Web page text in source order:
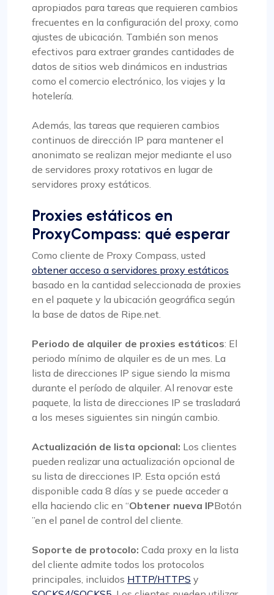
apropiados para tareas que requieren cambios
frecuentes en la configuración del proxy, como
ajustes de ubicación. También son menos
efectivos para extraer grandes cantidades de
datos de sitios web dinámicos en industrias
como el comercio electrónico, los viajes y la
hotelería.
Además, las tareas que requieren cambios
continuos de dirección IP para mantener el
anonimato se realizan mejor mediante el uso
de servidores proxy rotativos en lugar de
servidores proxy estáticos.
Proxies estáticos en
ProxyCompass: qué esperar
Como cliente de Proxy Compass, usted
obtener acceso a servidores proxy estáticos
basado en la cantidad seleccionada de proxies
en el paquete y la ubicación geográfica según
la base de datos de Ripe.net.
Periodo de alquiler de proxies estáticos: El
periodo mínimo de alquiler es de un mes. La
lista de direcciones IP sigue siendo la misma
durante el período de alquiler. Al renovar este
paquete, la lista de direcciones IP se trasladará
a los meses siguientes sin ningún cambio.
Actualización de lista opcional: Los clientes
pueden realizar una actualización opcional de
su lista de direcciones IP. Esta opción está
disponible cada 8 días y se puede acceder a
ella haciendo clic en “Obtener nueva IPBotón
”en el panel de control del cliente.
Soporte de protocolo: Cada proxy en la lista
del cliente admite todos los protocolos
principales, incluidos HTTP/HTTPS y